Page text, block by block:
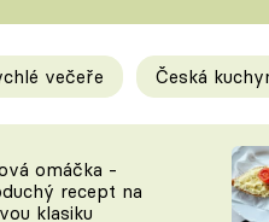
večeře Česká
omáčka -
recept na
klasiku